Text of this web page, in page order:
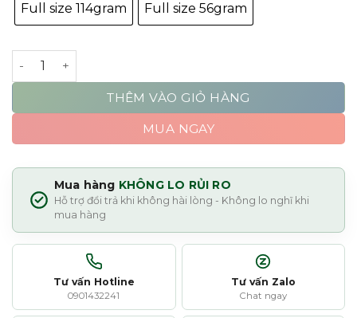
Full size 114gram Full size 56gram
Oasis Clay | 56gr - 114gr số lượng
THÊM VÀO GIỎ HÀNG
MUA NGAY
Mua hàng KHÔNG LO RỦI RO
Hỗ trợ đổi trả khi không hài lòng - Không lo nghĩ khi
mua hàng
Tư vấn Hotline
0901432241
Tư vấn Zalo
Chat ngay